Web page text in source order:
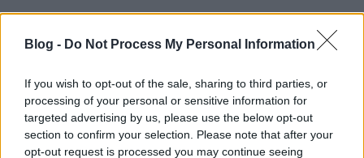
Blog - Do Not Process My Personal Information
If you wish to opt-out of the sale, sharing to third parties, or
processing of your personal or sensitive information for
targeted advertising by us, please use the below opt-out
section to confirm your selection. Please note that after your
opt-out request is processed you may continue seeing